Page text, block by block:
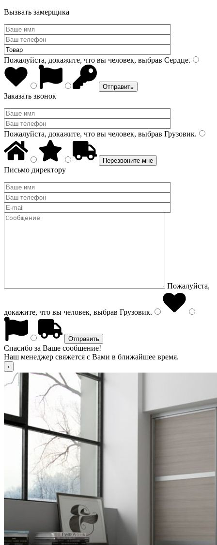
Вызвать замерщика
Пожалуйста, докажите, что вы человек, выбрав Сердце.
Заказать звонок
Пожалуйста, докажите, что вы человек, выбрав Грузовик.
Письмо директору
Пожалуйста,
докажите, что вы человек, выбрав Грузовик.
Спасибо за Ваше сообщение!
Наш менеджер свяжется с Вами в ближайшее время.